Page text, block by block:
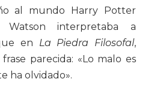
al mundo Harry Potter
Watson interpretaba a
en La Piedra Filosofal,
parecida: «Lo malo es
ha olvidado».